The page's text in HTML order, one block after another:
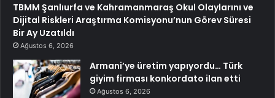
TBMM Şanlıurfa ve Kahramanmaraş Okul Olaylarını ve
Dijital Riskleri Araştırma Komisyonu’nun Görev Süresi
Bir Ay Uzatıldı
Ağustos 6, 2026
Armani’ye üretim yapıyordu… Türk
giyim firması konkordato ilan etti
Ağustos 6, 2026